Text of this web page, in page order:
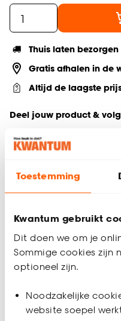
Toestemming
Kwantum gebruikt
Dit doen we om je
Sommige cookies zijn
optioneel zijn.
Noodzakelijke
website soepel
Thuis laten
Gratis afhalen in de
Altijd de laagste
Deel jouw product &
Mat zwarte eindknoppen
Artikelnummer